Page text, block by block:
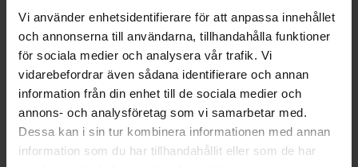
Vi använder enhetsidentifierare för att anpassa innehållet
och annonserna till användarna, tillhandahålla funktioner
för sociala medier och analysera vår trafik. Vi
vidarebefordrar även sådana identifierare och annan
information från din enhet till de sociala medier och
annons- och analysföretag som vi samarbetar med.
Dessa kan i sin tur kombinera informationen med annan
information som du har tillhandahållit eller som de har
installation. Det är möjligt tack vare enkel
justering av anslutningsvinkeln till
skorstenssystemet.
Modern design
Dekorativt, värmebeständigt glas som tål
temperaturer upp till 660°C. Det ger en